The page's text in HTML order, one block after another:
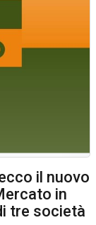
il nuovo
in
tre società